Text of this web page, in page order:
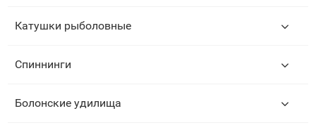
Катушки рыболовные
Спиннинги
Болонские удилища